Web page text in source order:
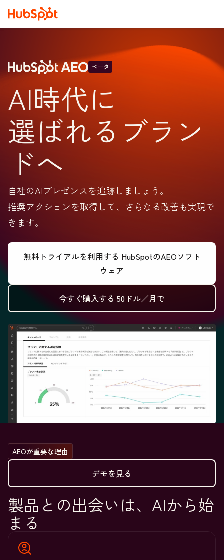
ベータ
AI時代に
選ばれるブラン
ドへ
自社のAIプレゼンスを追跡しましょう。
推奨アクションを取得して、さらなる改善も実現で
きます。
無料トライアルを利用する HubSpotのAEOソフト
ウェア
今すぐ購入する 50ドル／月で
AEOが重要な理由
デモを見る
製品との出会いは、AIから始
まる